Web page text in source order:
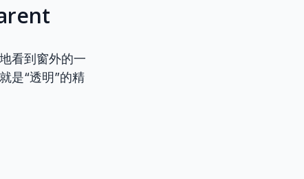
看到窗外的一
是“透明”的精